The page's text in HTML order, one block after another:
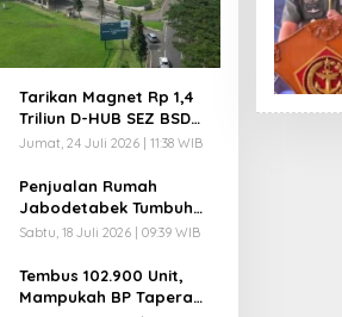
Tarikan Magnet Rp 1,4
Triliun D-HUB SEZ BSD
City, Buka 1736
Jumat, 24 Juli 2026 | 11:38 WIB
Penjualan Rumah
Jabodetabek Tumbuh
94%! Developer
Ekstra
Sabtu, 18 Juli 2026 | 09:39 WIB
Tembus 102.900 Unit,
Mampukah BP Tapera